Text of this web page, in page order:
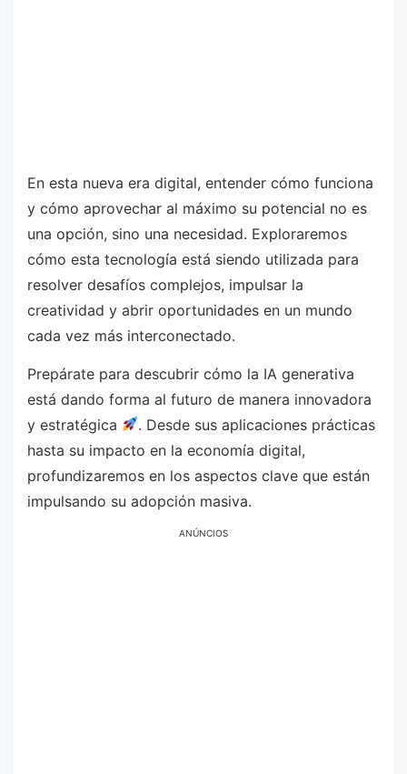
En esta nueva era digital, entender cómo funciona
y cómo aprovechar al máximo su potencial no es
una opción, sino una necesidad. Exploraremos
cómo esta tecnología está siendo utilizada para
resolver desafíos complejos, impulsar la
creatividad y abrir oportunidades en un mundo
cada vez más interconectado.
Prepárate para descubrir cómo la IA generativa
está dando forma al futuro de manera innovadora
y estratégica
. Desde sus aplicaciones prácticas
hasta su impacto en la economía digital,
profundizaremos en los aspectos clave que están
impulsando su adopción masiva.
ANÚNCIOS